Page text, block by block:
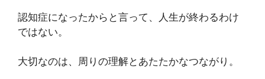
認知症になったからと言って、人生が終わるわけ
ではない。
大切なのは、周りの理解とあたたかなつながり。